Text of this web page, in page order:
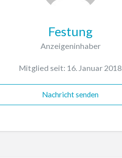
Festung
Anzeigeninhaber
Mitglied seit: 16. Januar 2018
Nachricht senden